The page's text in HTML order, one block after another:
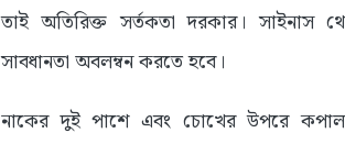
তাই অতিরিক্ত সর্তকতা দরকার। সাইনাস
সাবধানতা অবলম্বন করতে হবে।
নাকের দুই পাশে এবং চোখের উপরে